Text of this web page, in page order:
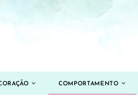
COMPORTAMENTO